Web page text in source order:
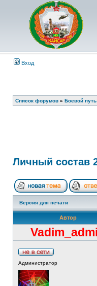
Вход
Список форумов » Боевой
Личный состав
Версия для печати
Автор
Администратор